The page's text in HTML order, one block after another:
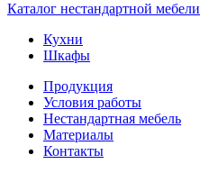
Каталог нестандартной мебели
Кухни
Шкафы
Продукция
Условия работы
Нестандартная мебель
Материалы
Контакты